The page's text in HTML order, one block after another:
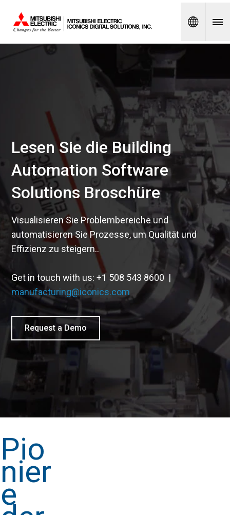
Spanish
Lesen Sie die Building
Automation Software
Solutions Broschüre
Visualisieren Sie Problembereiche und
automatisieren Sie Prozesse, um Qualität und
Effizienz zu steigern..
Get in touch with us: +1 508 543 8600 |
manufacturing@iconics.com
Request a Demo
Pio
nier
e